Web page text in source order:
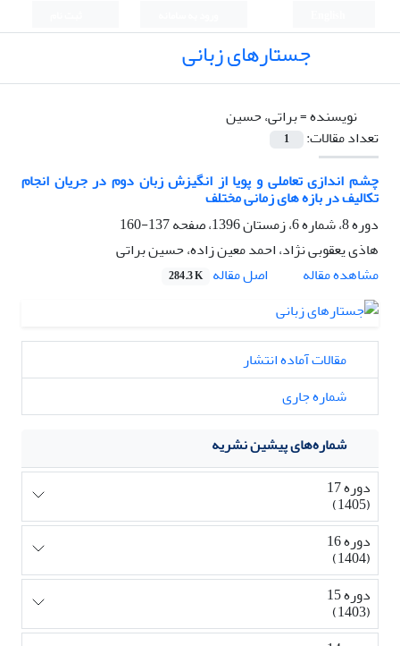
جستارهای زبانی
نویسنده =براتی، حسین
تعداد مقالات:
1
چشم اندازی تعاملی و پویا از انگیزش زبان دوم در جریان انجام
تکالیف در بازه های زمانی مختلف
دوره 8، شماره 6، زمستان 1396، صفحه
137-160
هاذی یعقوبی نژاد، احمد معین زاده، حسین براتی
مشاهده مقاله
اصل مقاله 284.3 K
مقالات آماده انتشار
شماره جاری
شماره‌های پیشین نشریه
دوره 17
(1405)
دوره 16
(1404)
دوره 15
(1403)